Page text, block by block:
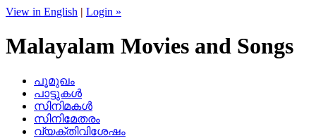
View in English | Login »
Malayalam Movies and Songs
പൂമുഖം
പാട്ടുകള്‍
സിനിമകള്‍
സിനിമേതരം
വ്യക്തിവിശേഷം